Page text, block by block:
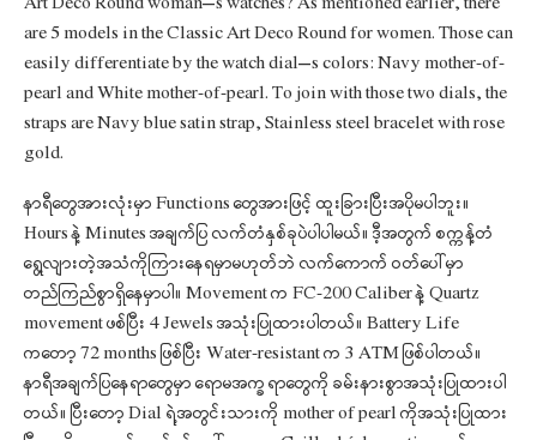
are 5 models in the Classic Art Deco Round for women. Those can
easily differentiate by the watch dial’s colors: Navy mother-of-
pearl and White mother-of-pearl. To join with those two dials, the
straps are Navy blue satin strap, Stainless steel bracelet with rose
gold.
နာရီတွေအားလုံးမှာ Functions တွေအားဖြင့် ထူးခြားပြီးအပိုမပါဘူး။
Hours နဲ့ Minutes အချက်ပြ လက်တံနှစ်ခုပဲပါပါမယ်။ ဒီ့အတွက် စက္ကန့်တံ
ရွေ့လျားတဲ့အသံကိုကြားနေရမှာမဟုတ်ဘဲ လက်ကောက် ဝတ်ပေါ်မှာ
တည်ကြည်စွာရှိနေမှာပါ။ Movement က FC-200 Caliber နဲ့ Quartz
movement ဖစ်ပြီး 4 Jewels အသုံးပြုထားပါတယ်။ Battery Life
ကတော့ 72 months ဖြစ်ပြီး Water-resistant က 3 ATM ဖြစ်ပါတယ်။
နာရီအချက်ပြနေရာတွေမှာ ရောမအက္ခရာတွေကို ခမ်းနားစွာအသုံးပြုထားပါ
တယ်။ ပြီးတော့ Dial ရဲ့အတွင်းသားကို mother of pearl ကိုအသုံးပြုထား